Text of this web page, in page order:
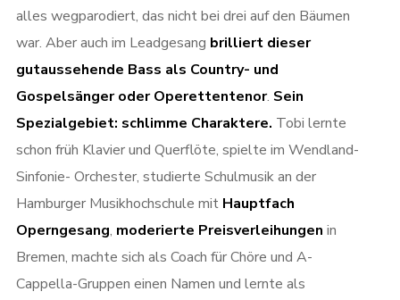
alles wegparodiert, das nicht bei drei auf den Bäumen
war. Aber auch im Leadgesang brilliert dieser
gutaussehende Bass als Country- und
Gospelsänger oder Operettentenor. Sein
Spezialgebiet: schlimme Charaktere. Tobi lernte
schon früh Klavier und Querflöte, spielte im Wendland-
Sinfonie- Orchester, studierte Schulmusik an der
Hamburger Musikhochschule mit Hauptfach
Operngesang, moderierte Preisverleihungen in
Bremen, machte sich als Coach für Chöre und A-
Cappella-Gruppen einen Namen und lernte als